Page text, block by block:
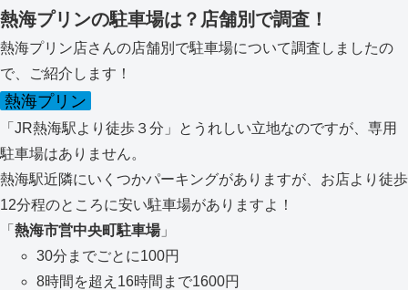
熱海プリンの駐車場は？店舗別で調査！
熱海プリン店さんの店舗別で駐車場について調査しましたの
で、ご紹介します！
熱海プリン
「JR熱海駅より徒歩３分」とうれしい立地なのですが、専用
駐車場はありません。
熱海駅近隣にいくつかパーキングがありますが、お店より徒歩
12分程のところに安い駐車場がありますよ！
「 熱海市営中央町駐車場」
30分までごとに100円
8時間を超え16時間まで1600円